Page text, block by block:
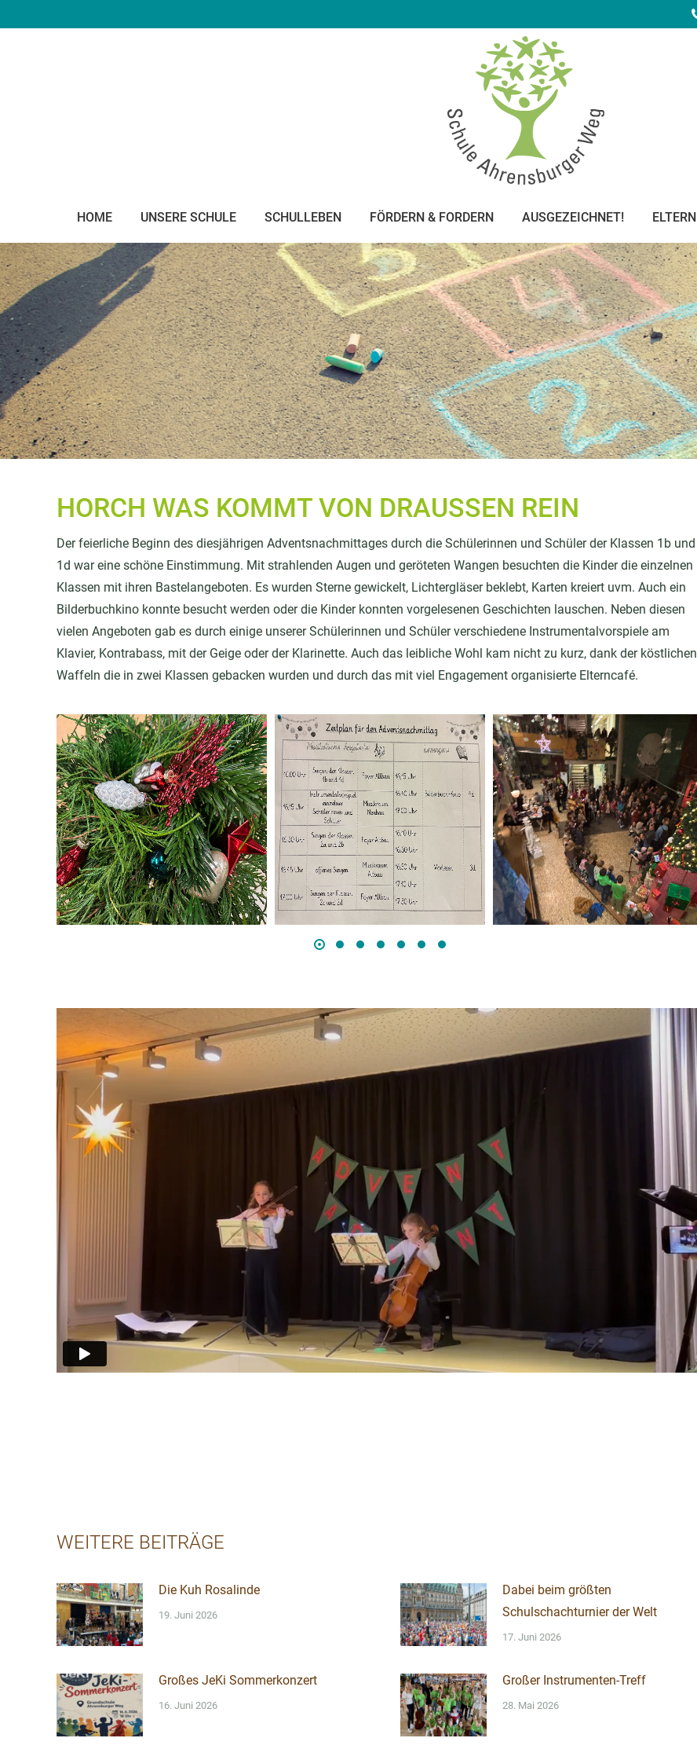
HOME UNSERE SCHULE SCHULLEBEN FÖRDERN & FORDERN AUSGEZEICHNET! ELTERN
HORCH WAS KOMMT VON DRAUSSEN REIN
Der feierliche Beginn des diesjährigen Adventsnachmittages durch die Schülerinnen und Schüler der Klassen 1b und
1d war eine schöne Einstimmung. Mit strahlenden Augen und geröteten Wangen besuchten die Kinder die einzelnen
Klassen mit ihren Bastelangeboten. Es wurden Sterne gewickelt, Lichtergläser beklebt, Karten kreiert uvm. Auch ein
Bilderbuchkino konnte besucht werden oder die Kinder konnten vorgelesenen Geschichten lauschen. Neben diesen
vielen Angeboten gab es durch einige unserer Schülerinnen und Schüler verschiedene Instrumentalvorspiele am
Klavier, Kontrabass, mit der Geige oder der Klarinette. Auch das leibliche Wohl kam nicht zu kurz, dank der köstlichen
Waffeln die in zwei Klassen gebacken wurden und durch das mit viel Engagement organisierte Elterncafé.
WEITERE BEITRÄGE
Die Kuh Rosalinde
19. Juni 2026
Dabei beim größten
Schulschachturnier der Welt
17. Juni 2026
Großes JeKi Sommerkonzert
16. Juni 2026
Großer Instrumenten-Treff
28. Mai 2026